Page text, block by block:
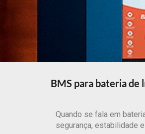
BMS para bateria de
Quando se fala em
segurança, estabilidade